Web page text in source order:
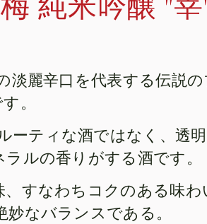
純米吟醸 "宰
淡麗辛口を代表する伝説
。
ーティな酒ではなく、透
ルの香りがする酒です。
すなわちコクのある味わ
なバランスである。